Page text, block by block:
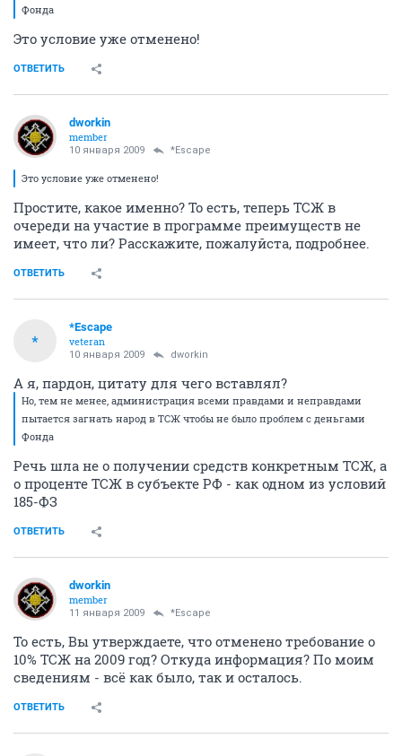
Фонда
Это условие уже отменено!
ОТВЕТИТЬ
dworkin
member
10 января 2009 *Escape
Это условие уже отменено!
Простите, какое именно? То есть, теперь ТСЖ в
очереди на участие в программе преимуществ не
имеет, что ли? Расскажите, пожалуйста, подробнее.
ОТВЕТИТЬ
*
*Escape
veteran
10 января 2009 dworkin
А я, пардон, цитату для чего вставлял?
Но, тем не менее, администрация всеми правдами и неправдами
пытается загнать народ в ТСЖ чтобы не было проблем с деньгами
Фонда
Речь шла не о получении средств конкретным ТСЖ, а
о проценте ТСЖ в субъекте РФ - как одном из условий
185-ФЗ
ОТВЕТИТЬ
dworkin
member
11 января 2009 *Escape
То есть, Вы утверждаете, что отменено требование о
10% ТСЖ на 2009 год? Откуда информация? По моим
сведениям - всё как было, так и осталось.
ОТВЕТИТЬ